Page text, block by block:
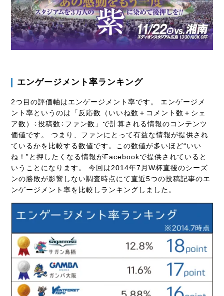
エンゲージメント率ランキング
2つ目の評価軸はエンゲージメント率です。 エンゲージメ
ント率というのは「反応数（いいね数＋コメント数＋シェ
ア数）÷投稿数÷ファン数」で計算される情報のコンテンツ
価値です。 つまり、ファンにとって有益な情報が提供され
ているかを比較する数値です。この数値が多いほど“いい
ね！”と押したくなる情報がFacebookで提供されていると
いうことになります。 今回は2014年7月W杯直後のシーズ
ンの勝敗が影響しない調査時点にて直近5つの投稿記事のエ
ンゲージメント率を比較しランキングしました。